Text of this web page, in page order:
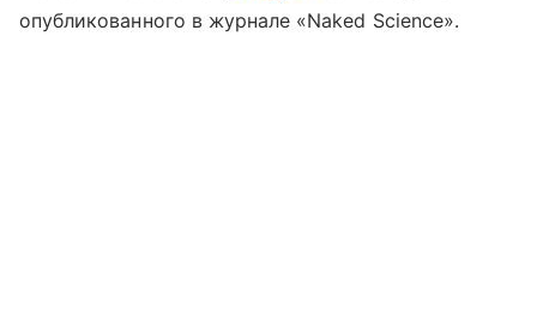
опубликованного в журнале «Naked Science».